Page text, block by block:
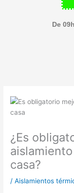
De
¿Es
casa?
/Aislamientos